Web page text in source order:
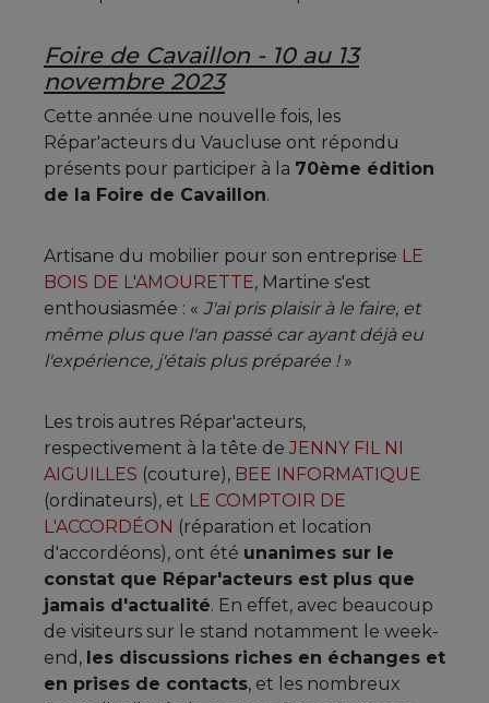
Foire de Cavaillon - 10 au 13
novembre 2023
Cette année une nouvelle fois, les
Répar'acteurs du Vaucluse ont répondu
présents pour participer à la 70ème édition
de la Foire de Cavaillon.
Artisane du mobilier pour son entreprise LE
BOIS DE L'AMOURETTE, Martine s'est
enthousiasmée : « J'ai pris plaisir à le faire, et
même plus que l'an passé car ayant déjà eu
l'expérience, j'étais plus préparée !»
Les trois autres Répar'acteurs,
respectivement à la tête de JENNY FIL NI
AIGUILLES (couture), BEE INFORMATIQUE
(ordinateurs), et LE COMPTOIR DE
L'ACCORDÉON (réparation et location
d'accordéons), ont été unanimes sur le
constat que Répar'acteurs est plus que
jamais d'actualité. En effet, avec beaucoup
de visiteurs sur le stand notamment le week-
end, les discussions riches en échanges et
en prises de contacts, et les nombreux